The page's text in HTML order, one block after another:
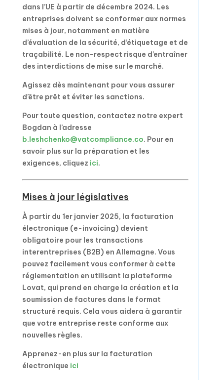
dans l’UE à partir de décembre 2024. Les
entreprises doivent se conformer aux normes
mises à jour, notamment en matière
d’évaluation de la sécurité, d’étiquetage et de
traçabilité. Le non-respect risque d’entraîner
des interdictions de mise sur le marché.
Agissez dès maintenant pour vous assurer
d’être prêt et éviter les sanctions.
Pour toute question, contactez notre expert
Bogdan à l’adresse
b.leshchenko@vatcompliance.co. Pour en
savoir plus sur la préparation et les
exigences, cliquez ici.
Mises à jour législatives
À partir du 1er janvier 2025, la facturation
électronique (e-invoicing) devient
obligatoire pour les transactions
interentreprises (B2B) en Allemagne. Vous
pouvez facilement vous conformer à cette
réglementation en utilisant la plateforme
Lovat, qui prend en charge la création et la
soumission de factures dans le format
structuré requis. Cela vous aidera à garantir
que votre entreprise reste conforme aux
nouvelles règles.
Apprenez-en plus sur la facturation
électronique ici